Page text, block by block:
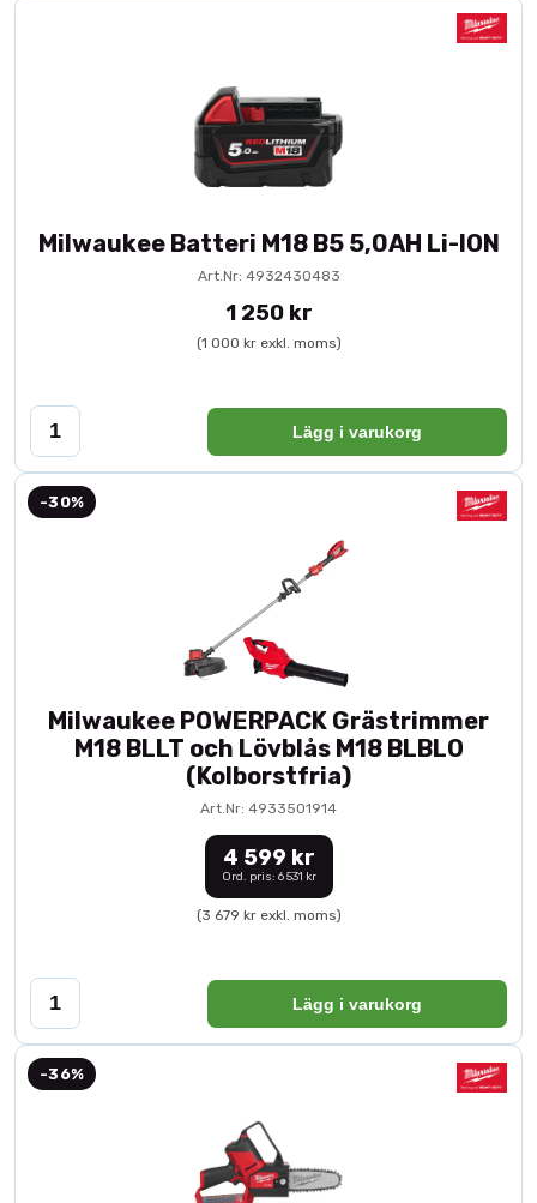
Milwaukee Batteri M18 B5 5,0AH Li-ION
Art.Nr: 4932430483
1 250 kr
(1 000 kr exkl. moms)
Lägg i varukorg
-30%
Milwaukee POWERPACK Grästrimmer
M18 BLLT och Lövblås M18 BLBLO
(Kolborstfria)
Art.Nr: 4933501914
4 599 kr
Ord. pris: 6 531 kr
(3 679 kr exkl. moms)
Lägg i varukorg
-36%